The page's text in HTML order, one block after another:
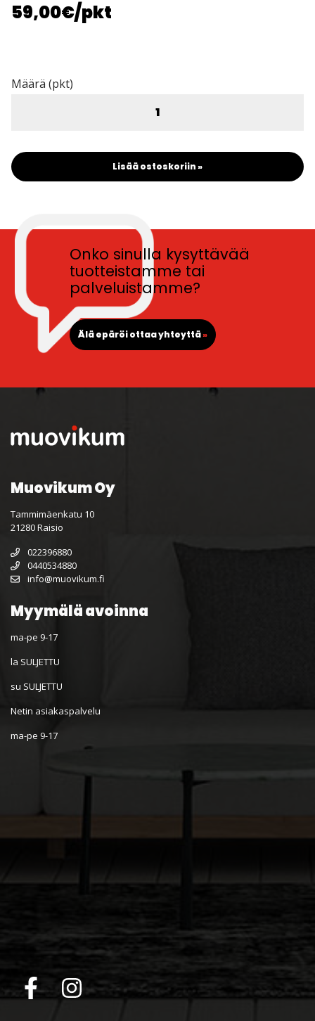
59,00€/pkt
Määrä (pkt)
Lisää ostoskoriin »
Onko sinulla kysyttävää
tuotteistamme tai
palveluistamme?
Älä epäröi ottaa yhteyttä»
Muovikum Oy
Tammimäenkatu 10
21280 Raisio
022396880
0440534880
info@muovikum.fi
Myymälä avoinna
ma-pe 9-17
la SULJETTU
su SULJETTU
Netin asiakaspalvelu
ma-pe 9-17